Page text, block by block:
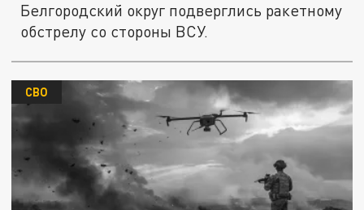
Белгородский округ подверглись ракетному
обстрелу со стороны ВСУ.
СВО